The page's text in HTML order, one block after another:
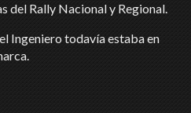
del Rally Nacional y Regional.
Ingeniero todavía estaba en